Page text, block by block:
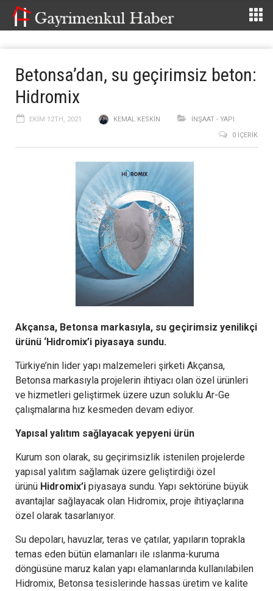
Betonsa’dan, su geçirimsiz beton:
Hidromix
EKIM 12TH, 2021 KEMAL KESKIN
İNŞAAT - YAPI
0 İÇERIK
Akçansa, Betonsa markasıyla, su geçirimsiz yenilikçi
ürünü ‘Hidromix’i piyasaya sundu.
Türkiye’nin lider yapı malzemeleri şirketi Akçansa,
Betonsa markasıyla projelerin ihtiyacı olan özel ürünleri
ve hizmetleri geliştirmek üzere uzun soluklu Ar-Ge
çalışmalarına hız kesmeden devam ediyor.
Yapısal yalıtım sağlayacak yepyeni ürün
Kurum son olarak, su geçirimsizlik istenilen projelerde
yapısal yalıtım sağlamak üzere geliştirdiği özel
ürünü Hidromix’i piyasaya sundu. Yapı sektörüne büyük
avantajlar sağlayacak olan Hidromix, proje ihtiyaçlarına
özel olarak tasarlanıyor.
Su depoları, havuzlar, teras ve çatılar, yapıların toprakla
temas eden bütün elamanları ile ıslanma-kuruma
döngüsüne maruz kalan yapı elamanlarında kullanılabilen
Hidromix, Betonsa tesislerinde hassas üretim ve kalite